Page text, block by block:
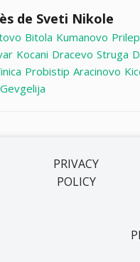
de Sveti Nikole
Bitola Kumanovo Prilep
Kocani Dracevo Struga
Probistip Aracinovo
Gevgelija
PRIVACY
POLICY